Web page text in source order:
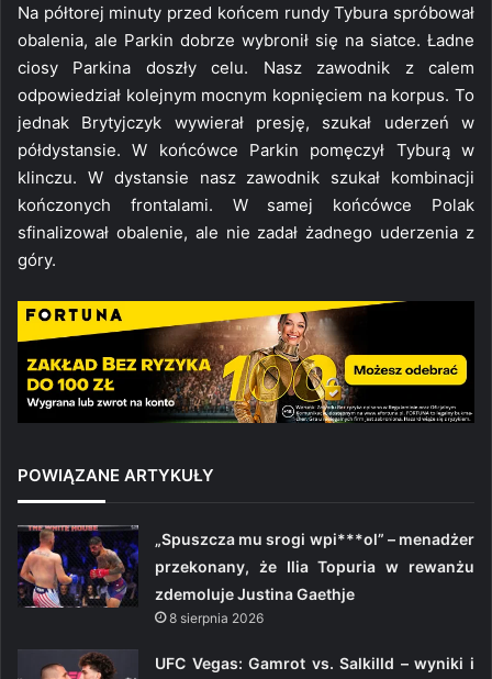
Na półtorej minuty przed końcem rundy Tybura spróbował
obalenia, ale Parkin dobrze wybronił się na siatce. Ładne
ciosy Parkina doszły celu. Nasz zawodnik z calem
odpowiedział kolejnym mocnym kopnięciem na korpus. To
jednak Brytyjczyk wywierał presję, szukał uderzeń w
półdystansie. W końcówce Parkin pomęczył Tyburą w
klinczu. W dystansie nasz zawodnik szukał kombinacji
kończonych frontalami. W samej końcówce Polak
sfinalizował obalenie, ale nie zadał żadnego uderzenia z
góry.
POWIĄZANE ARTYKUŁY
„Spuszcza mu srogi wpi***ol” – menadżer
przekonany, że Ilia Topuria w rewanżu
zdemoluje Justina Gaethje
8 sierpnia 2026
UFC Vegas: Gamrot vs. Salkilld – wyniki i